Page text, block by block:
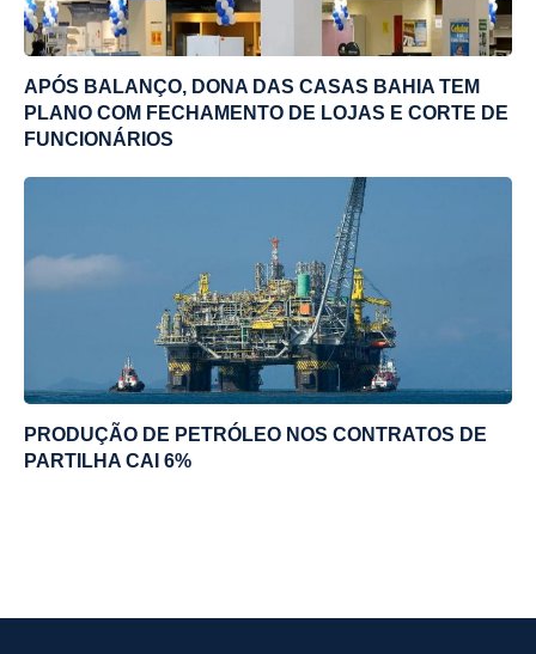
APÓS BALANÇO, DONA DAS CASAS BAHIA TEM
PLANO COM FECHAMENTO DE LOJAS E CORTE DE
FUNCIONÁRIOS
PRODUÇÃO DE PETRÓLEO NOS CONTRATOS DE
PARTILHA CAI 6%